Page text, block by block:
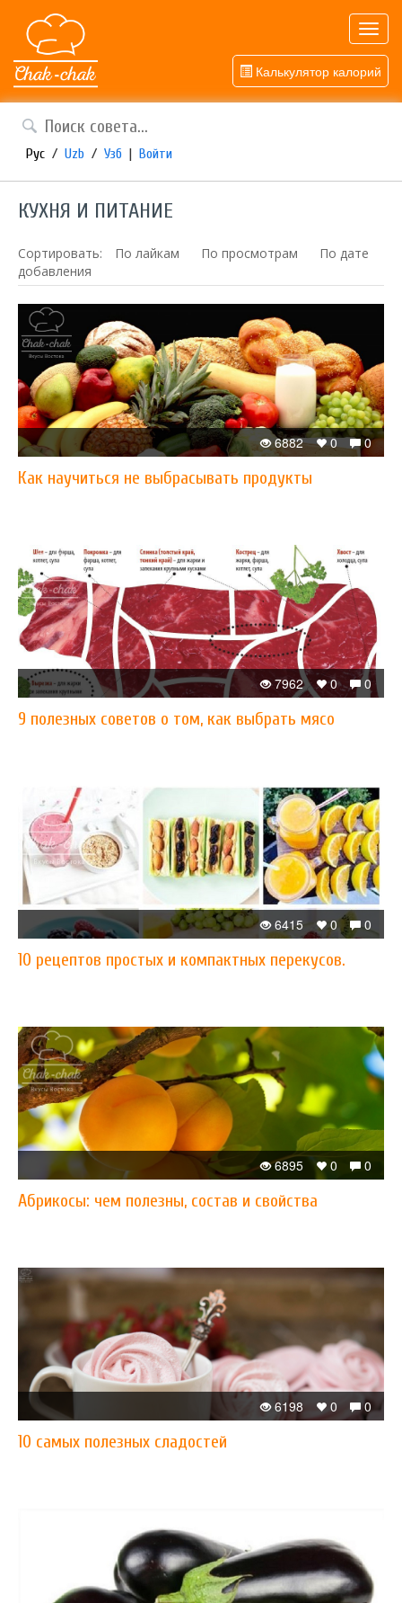
Калькулятор калорий
Рус / Uzb / Узб | Войти
КУХНЯ И ПИТАНИЕ
Сортировать: По лайкам По просмотрам
По дате
добавления
0
0
6882
Как научиться не выбрасывать продукты
0
0
7962
9 полезных советов о том, как выбрать мясо
0
0
6415
10 рецептов простых и компактных перекусов.
0
0
6895
Абрикосы: чем полезны, состав и свойства
0
0
6198
10 самых полезных сладостей